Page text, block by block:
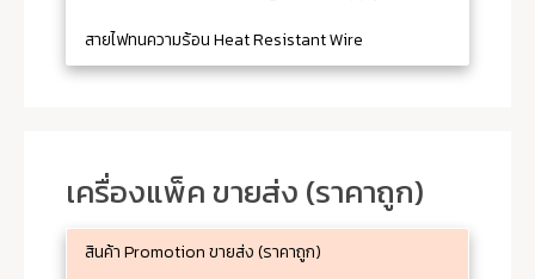
สายไฟทนความร้อน Heat Resistant Wire
เครื่องแพ็ค ขายส่ง (ราคาถูก)
สินค้า Promotion ขายส่ง (ราคาถูก)